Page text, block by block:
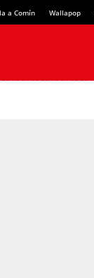
a Comín Wallapop